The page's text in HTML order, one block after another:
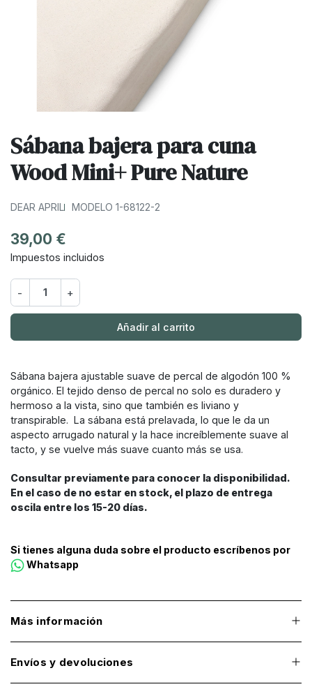
Sábana bajera para cuna
Wood Mini+ Pure Nature
DEAR APRIL MODELO 1-68122-2
39,00 €
Impuestos incluidos
- +
Añadir al carrito
Sábana bajera ajustable suave de percal de algodón 100 %
orgánico. El tejido denso de percal no solo es duradero y
hermoso a la vista, sino que también es liviano y
transpirable. La sábana está prelavada, lo que le da un
aspecto arrugado natural y la hace increíblemente suave al
tacto, y se vuelve más suave cuanto más se usa.
Consultar previamente para conocer la disponibilidad.
En el caso de no estar en stock, el plazo de entrega
oscila entre los 15-20 días.
Si tienes alguna duda sobre el producto escríbenos por
Whatsapp
Más información
Envíos y devoluciones